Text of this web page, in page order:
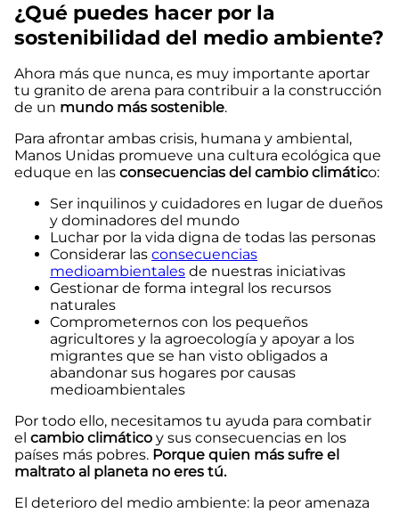
¿Qué puedes hacer por la
sostenibilidad del medio ambiente?
Ahora más que nunca, es muy importante aportar
tu granito de arena para contribuir a la construcción
de un mundo más sostenible.
Para afrontar ambas crisis, humana y ambiental,
Manos Unidas promueve una cultura ecológica que
eduque en las consecuencias del cambio climático:
Ser inquilinos y cuidadores en lugar de dueños
y dominadores del mundo
Luchar por la vida digna de todas las personas
Considerar las consecuencias
medioambientales de nuestras iniciativas
Gestionar de forma integral los recursos
naturales
Comprometernos con los pequeños
agricultores y la agroecología y apoyar a los
migrantes que se han visto obligados a
abandonar sus hogares por causas
medioambientales
Por todo ello, necesitamos tu ayuda para combatir
el cambio climático y sus consecuencias en los
países más pobres. Porque quien más sufre el
maltrato al planeta no eres tú.
El deterioro del medio ambiente: la peor amenaza